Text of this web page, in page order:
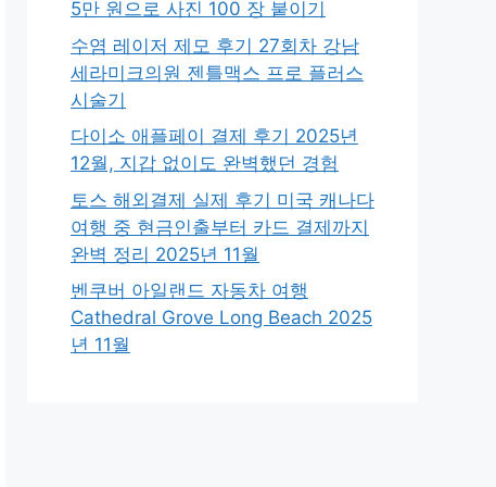
5만 원으로 사진 100 장 붙이기
수염 레이저 제모 후기 27회차 강남
세라미크의원 젠틀맥스 프로 플러스
시술기
다이소 애플페이 결제 후기 2025년
12월, 지갑 없이도 완벽했던 경험
토스 해외결제 실제 후기 미국 캐나다
여행 중 현금인출부터 카드 결제까지
완벽 정리 2025년 11월
벤쿠버 아일랜드 자동차 여행
Cathedral Grove Long Beach 2025
년 11월